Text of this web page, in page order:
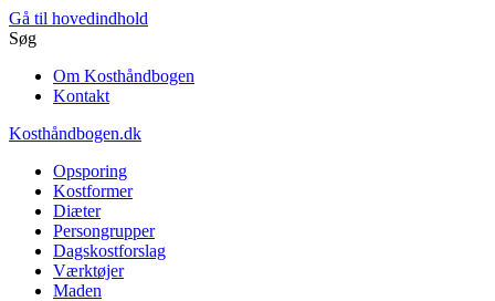
Gå til hovedindhold
Søg
Om Kosthåndbogen
Kontakt
Kosthåndbogen.dk
Opsporing
Kostformer
Diæter
Persongrupper
Dagskostforslag
Værktøjer
Maden